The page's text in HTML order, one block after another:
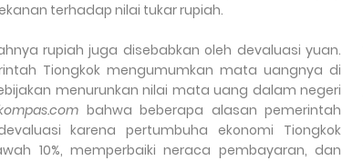
terhadap nilai tukar rupiah.
rupiah juga disebabkan oleh devaluasi yuan.
Tiongkok mengumumkan mata uangnya di
menurunkan nilai mata uang dalam negeri
bahwa beberapa alasan pemerintah
karena pertumbuha ekonomi Tiongkok
10%, memperbaiki neraca pembayaran, dan